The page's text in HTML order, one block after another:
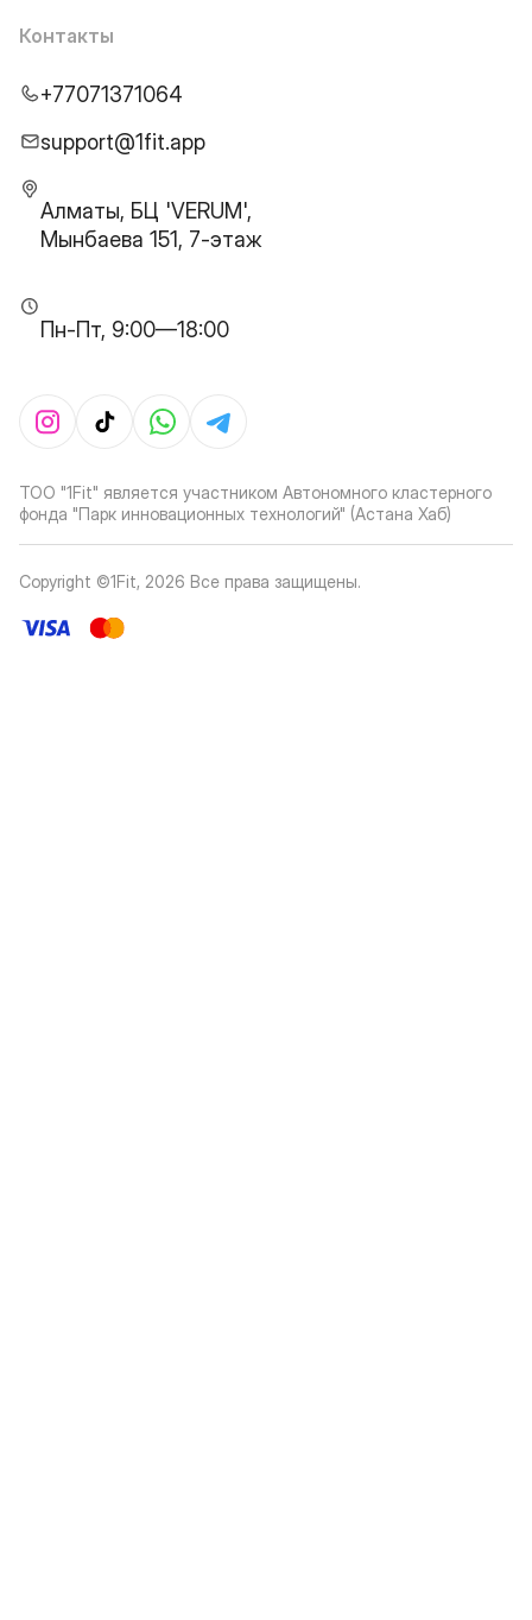
Контакты
+77071371064
support@1fit.app
Алматы, БЦ 'VERUM',
Мынбаева 151, 7-этаж
Пн-Пт, 9:00—18:00
ТОО "1Fit" является участником Автономного кластерного
фонда "Парк инновационных технологий" (Астана Хаб)
Copyright ©1Fit, 2026 Все права защищены.